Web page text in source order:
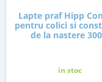
Lapte praf Hipp
pentru colici si
de la nastere
in stoc